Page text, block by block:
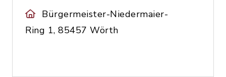
Bürgermeister-Niedermaier-
Ring 1, 85457 Wörth